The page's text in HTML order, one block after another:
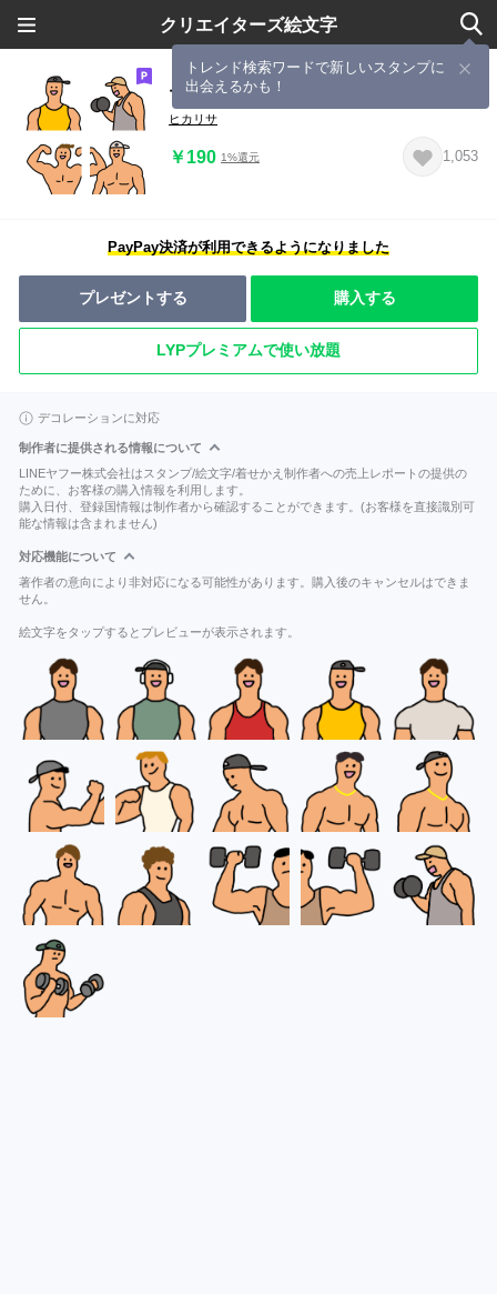
クリエイターズ絵文字
トレンド検索ワードで新しいスタンプに
出会えるかも！
マッチョくん４
ヒカリサ
￥190 1%還元 1,053
PayPay決済が利用できるようになりました
プレゼントする 購入する
LYPプレミアムで使い放題
デコレーションに対応
制作者に提供される情報について
LINEヤフー株式会社はスタンプ/絵文字/着せかえ制作者への売上レポートの提供の
ために、お客様の購入情報を利用します。
購入日付、登録国情報は制作者から確認することができます。(お客様を直接識別可
能な情報は含まれません)
対応機能について
著作者の意向により非対応になる可能性があります。購入後のキャンセルはできま
せん。
絵文字をタップするとプレビューが表示されます。